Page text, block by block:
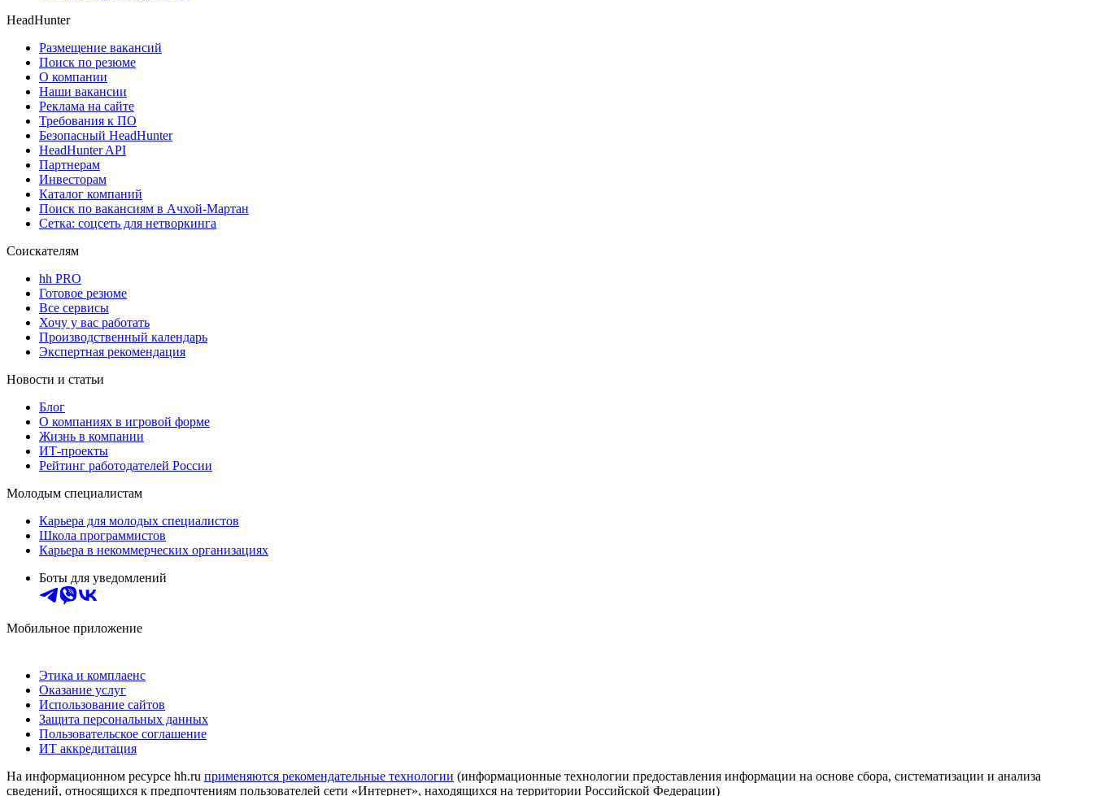
HeadHunter
Размещение вакансий
Поиск по резюме
О компании
Наши вакансии
Реклама на сайте
Требования к ПО
Безопасный HeadHunter
HeadHunter API
Партнерам
Инвесторам
Каталог компаний
Поиск по вакансиям в Ачхой-Мартан
Сетка: соцсеть для нетворкинга
Соискателям
hh PRO
Готовое резюме
Все сервисы
Хочу у вас работать
Производственный календарь
Экспертная рекомендация
Новости и статьи
Блог
О компаниях в игровой форме
Жизнь в компании
ИТ-проекты
Рейтинг работодателей России
Молодым специалистам
Карьера для молодых специалистов
Школа программистов
Карьера в некоммерческих организациях
Боты для уведомлений
Мобильное приложение
Этика и комплаенс
Оказание услуг
Использование сайтов
Защита персональных данных
Пользовательское соглашение
ИТ аккредитация
На информационном ресурсе hh.ru применяются рекомендательные технологии (информационные технологии предоставления информации на основе сбора, систематизации и анализа
сведений, относящихся к предпочтениям пользователей сети «Интернет», находящихся на территории Российской Федерации)